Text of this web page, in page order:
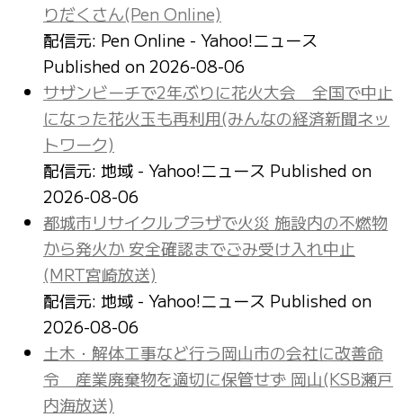
りだくさん(Pen Online)
配信元: Pen Online - Yahoo!ニュース
Published on 2026-08-06
サザンビーチで2年ぶりに花火大会 全国で中止
になった花火玉も再利用(みんなの経済新聞ネッ
トワーク)
配信元: 地域 - Yahoo!ニュース Published on
2026-08-06
都城市リサイクルプラザで火災 施設内の不燃物
から発火か 安全確認までごみ受け入れ中止
(MRT宮崎放送)
配信元: 地域 - Yahoo!ニュース Published on
2026-08-06
土木・解体工事など行う岡山市の会社に改善命
令 産業廃棄物を適切に保管せず 岡山(KSB瀬戸
内海放送)